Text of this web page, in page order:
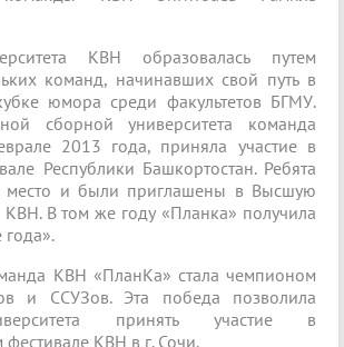
КВН образовалась путем
команд, начинавших свой путь в
юмора среди факультетов БГМУ.
сборной университета команда
2013 года, приняла участие в
Республики Башкортостан. Ребята
место и были приглашены в Высшую
В том же году «Планка» получила
года».
КВН «ПланКа» стала чемпионом
и ССУЗов. Эта победа позволила
принять участие в
КВН в г. Сочи.